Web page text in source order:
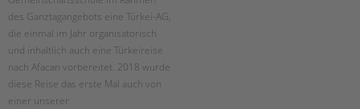
des Ganztagangebots eine Türkei-AG,
die einmal im Jahr organisatorisch
und inhaltlich auch eine Türkeireise
nach Afacan vorbereitet. 2018 wurde
diese Reise das erste Mal auch von
einer unserer